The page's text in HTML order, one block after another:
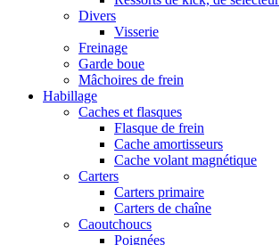
Divers
Visserie
Freinage
Garde boue
Mâchoires de frein
Habillage
Caches et flasques
Flasque de frein
Cache amortisseurs
Cache volant magnétique
Carters
Carters primaire
Carters de chaîne
Caoutchoucs
Poignées